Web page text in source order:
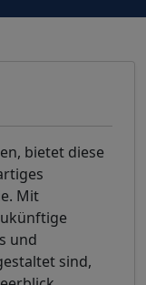
bietet diese
Mit
und
sind,